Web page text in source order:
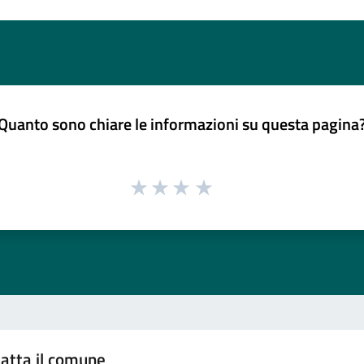
sono chiare le informazioni su questa
il comune